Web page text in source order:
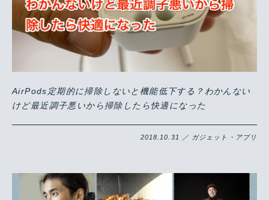
AirPods定期的に掃除しないと機能低下する？わかんない
けど最近調子悪いから掃除したら快適になった
2018.10.31 ／ ガジェット・アプリ